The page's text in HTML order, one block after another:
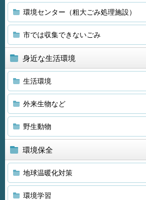
環境センター（粗大ごみ処理施設）
市では収集できないごみ
身近な生活環境
生活環境
外来生物など
野生動物
環境保全
地球温暖化対策
環境学習